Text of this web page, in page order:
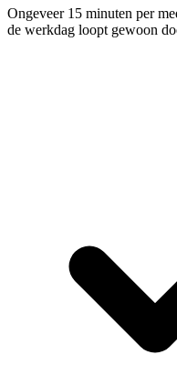
Ongeveer 15 minuten per
de werkdag loopt gewoon